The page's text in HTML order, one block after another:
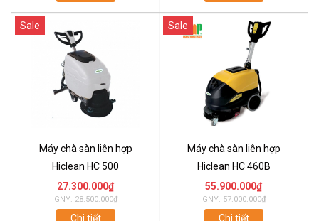
Sale
Máy chà sàn liên hợp
Hiclean HC 500
27.300.000₫
GNY: 28.500.000₫
Chi tiết
Sale
Máy chà sàn liên hợp
Hiclean HC 460B
55.900.000₫
GNY: 57.000.000₫
Chi tiết